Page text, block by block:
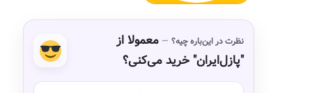
نظرت در این‌باره چیه؟
معمولا از
"پازل‌ایران" خرید می‌کنی؟